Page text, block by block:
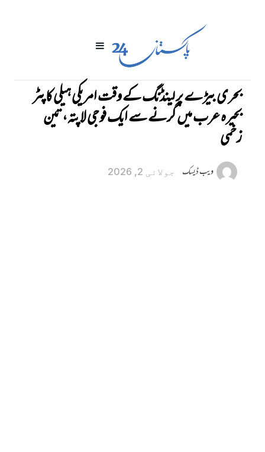
بحری بیڑے پر لینڈنگ کے وقت امریکی ہیلی کاپٹر
بحیرہ عرب میں گرنے سے ایک فوجی لاپتہ، تین
زخمی
ویب ڈیسک جولائی 2, 2026